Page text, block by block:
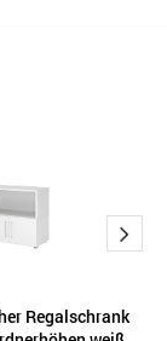
Regalschrank